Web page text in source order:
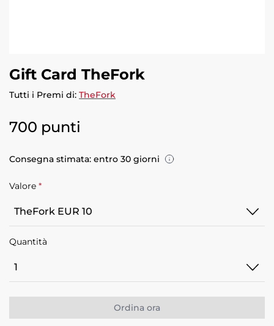
Gift Card TheFork
Tutti i Premi di: TheFork
700 punti
Consegna stimata: entro 30 giorni
Valore *
EUR
Quantità
Ordina ora